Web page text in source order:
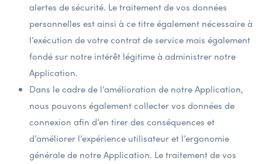
alertes de sécurité. Le traitement de vos données
personnelles est ainsi à ce titre également nécessaire à
l’exécution de votre contrat de service mais également
fondé sur notre intérêt légitime à administrer notre
Application.
Dans le cadre de l’amélioration de notre Application,
nous pouvons également collecter vos données de
connexion afin d’en tirer des conséquences et
d’améliorer l’expérience utilisateur et l’ergonomie
générale de notre Application. Le traitement de vos